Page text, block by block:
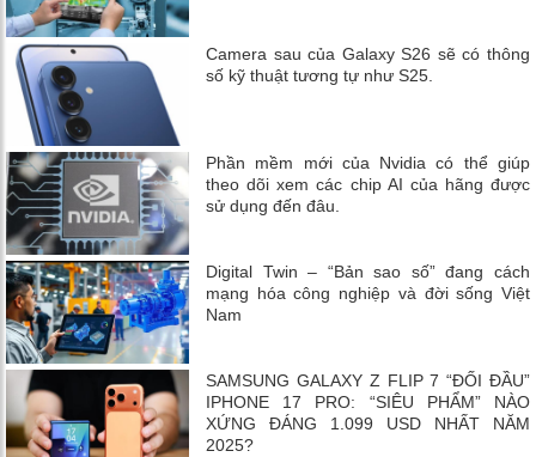
Camera sau của Galaxy S26 sẽ có thông
số kỹ thuật tương tự như S25.
Phần mềm mới của Nvidia có thể giúp
theo dõi xem các chip AI của hãng được
sử dụng đến đâu.
Digital Twin – “Bản sao số” đang cách
mạng hóa công nghiệp và đời sống Việt
Nam
SAMSUNG GALAXY Z FLIP 7 “ĐỐI ĐẦU”
IPHONE 17 PRO: “SIÊU PHẨM” NÀO
XỨNG ĐÁNG 1.099 USD NHẤT NĂM
2025?